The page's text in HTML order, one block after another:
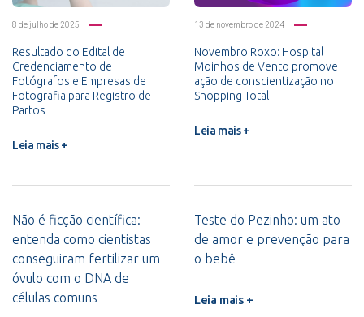
8 de julho de 2025
Resultado do Edital de
Credenciamento de
Fotógrafos e Empresas de
Fotografia para Registro de
Partos
Leia mais +
13 de novembro de 2024
Novembro Roxo: Hospital
Moinhos de Vento promove
ação de conscientização no
Shopping Total
Leia mais +
Não é ficção científica:
entenda como cientistas
conseguiram fertilizar um
óvulo com o DNA de
células comuns
Teste do Pezinho: um ato
de amor e prevenção para
o bebê
Leia mais +